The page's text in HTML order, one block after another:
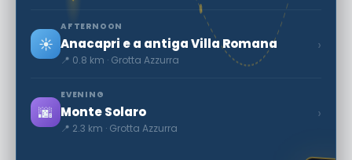
☀️
AFTERNOON
Anacapri e a antiga Villa Romana
📍 0.8 km · Grotta Azzurra
›
🌆
EVENING
Monte Solaro
📍 2.3 km · Grotta Azzurra
›